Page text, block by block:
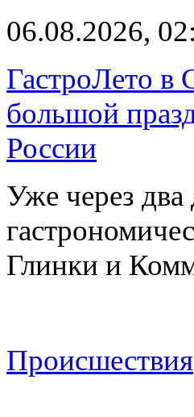
06.08.2026,
ГастроЛето в
большой
России
Уже через
Глинки и
Происшествия